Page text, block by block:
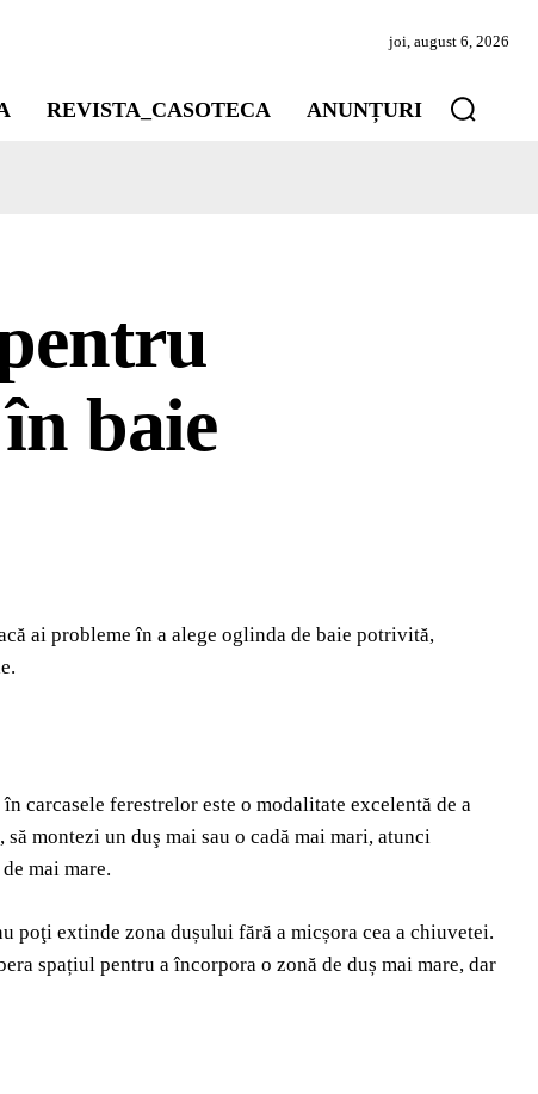
joi, august 6, 2026
REVISTA_CASOTECA ANUNȚURI
baie
ai probleme în a alege oglinda de baie potrivită,
carcasele ferestrelor este o modalitate excelentă de a
montezi un duş mai sau o cadă mai mari, atunci
mai mare.
poţi extinde zona dușului fără a micșora cea a chiuvetei.
spațiul pentru a încorpora o zonă de duș mai mare, dar